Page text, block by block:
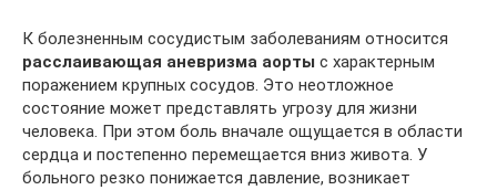
К болезненным сосудистым заболеваниям относится
расслаивающая аневризма аорты с характерным
поражением крупных сосудов. Это неотложное
состояние может представлять угрозу для жизни
человека. При этом боль вначале ощущается в области
сердца и постепенно перемещается вниз живота. У
больного резко понижается давление, возникает